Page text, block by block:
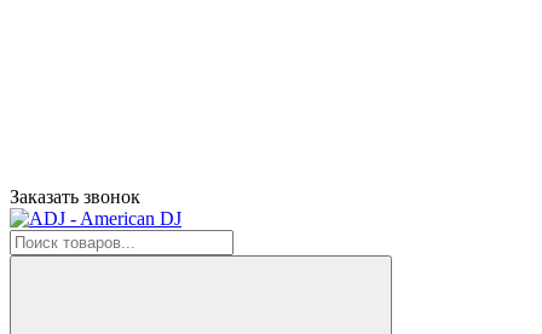
Заказать звонок